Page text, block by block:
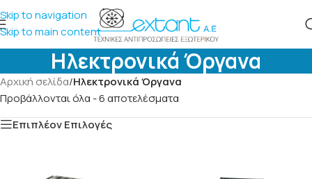
Skip to navigation
Skip to main content
Ηλεκτρονικά Όργανα
Αρχική σελίδα/Ηλεκτρονικά Όργανα
Προβάλλονται όλα - 6 αποτελέσματα
Επιπλέον Επιλογές